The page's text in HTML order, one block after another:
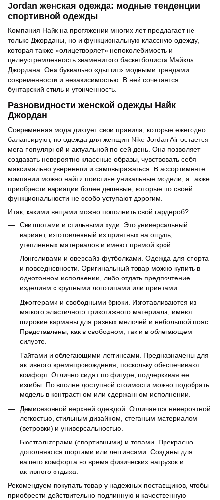
Jordan женская одежда: модные тенденции
спортивной одежды
Компания Найк на протяжении многих лет предлагает не
только Джорданы, но и функциональную классную одежду,
которая также «олицетворяет» непоколебимость и
целеустремленность знаменитого баскетболиста Майкла
Джордана. Она буквально «дышит» модными трендами
современности и независимостью. В ней сочетается
бунтарский стиль и утонченность.
Разновидности женской одежды Найк
Джордан
Современная мода диктует свои правила, которые ежегодно
балансируют, но одежда для женщин Nike Jordan Air остается
мега популярной и актуальной по сей день. Она позволяет
создавать невероятно классные образы, чувствовать себя
максимально уверенной и самовыражаться. В ассортименте
компании можно найти поистине уникальные модели, а также
приобрести вариации более дешевые, которые по своей
функциональности не особо уступают дорогим.
Итак, какими вещами можно пополнить свой гардероб?
Свитшотами и стильными худи. Это универсальный
вариант, изготовленный из приятных на ощупь,
утепленных материалов и имеют прямой крой.
Лонгсливами и оверсайз-футболками. Одежда для спорта
и повседневности. Оригинальный товар можно купить в
однотонном исполнении, либо отдать предпочтение
изделиям с крупными логотипами или принтами.
Джоггерами и свободными брюки. Изготавливаются из
мягкого эластичного трикотажного материала, имеют
широкие карманы для разных мелочей и небольшой пояс.
Представлены, как в свободном, так и в облегающем
силуэте.
Тайтами и облегающими леггинсами. Предназначены для
активного времяпровождения, поскольку обеспечивают
комфорт. Отлично сидят по фигуре, подчеркивая ее
изгибы. По вполне доступной стоимости можно подобрать
модель в контрастном или сдержанном исполнении.
Демисезонной верхней одеждой. Отличается невероятной
легкостью, стильным дизайном, стеганым материалом
(ветровки) и универсальностью.
Бюстгальтерами (спортивными) и топами. Прекрасно
дополняются шортами или леггинсами. Созданы для
вашего комфорта во время физических нагрузок и
активного отдыха.
Рекомендуем покупать товар у надежных поставщиков, чтобы
приобрести действительно подлинную и качественную